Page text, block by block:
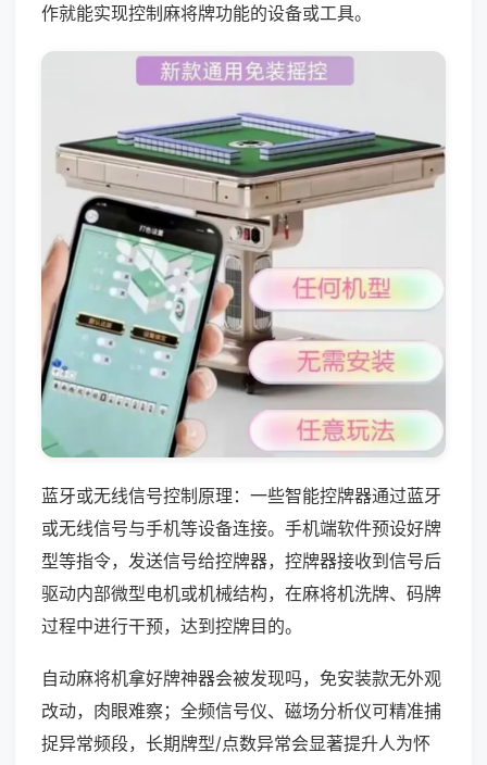
作就能实现控制麻将牌功能的设备或工具。
蓝牙或无线信号控制原理：一些智能控牌器通过蓝牙
或无线信号与手机等设备连接。手机端软件预设好牌
型等指令，发送信号给控牌器，控牌器接收到信号后
驱动内部微型电机或机械结构，在麻将机洗牌、码牌
过程中进行干预，达到控牌目的。
自动麻将机拿好牌神器会被发现吗，免安装款无外观
改动，肉眼难察；全频信号仪、磁场分析仪可精准捕
捉异常频段，长期牌型/点数异常会显著提升人为怀